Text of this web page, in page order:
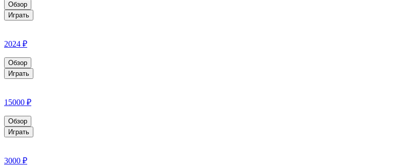
Обзор
Играть
2024 ₽
Обзор
Играть
15000 ₽
Обзор
Играть
3000 ₽